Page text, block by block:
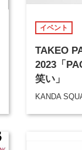
イベント
TAKEO
2023「
笑い」
KANDA